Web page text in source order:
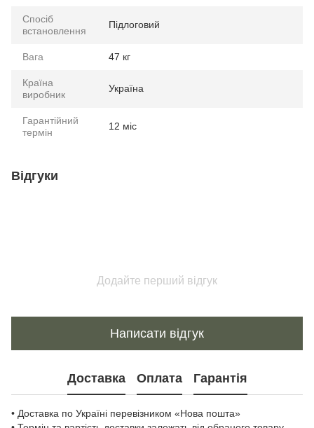
Спосіб
встановлення
Підлоговий
Вага 47 кг
Країна
виробник
Україна
Гарантійний
термін
12 міс
Відгуки
Додайте перший відгук
Написати відгук
Доставка Оплата Гарантія
• Доставка по Україні перевізником «Нова пошта»